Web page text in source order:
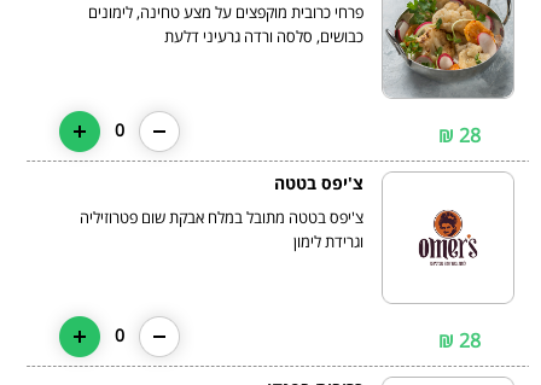
פרחי כרובית מוקפצים על מצע טחינה, לימונים
כבושים, סלסה ורדה גרעיני דלעת
28 ₪
0
צ'יפס בטטה
צ'יפס בטטה מתובל במלח אבקת שום פטרוזיליה
וגרידת לימון
28 ₪
0